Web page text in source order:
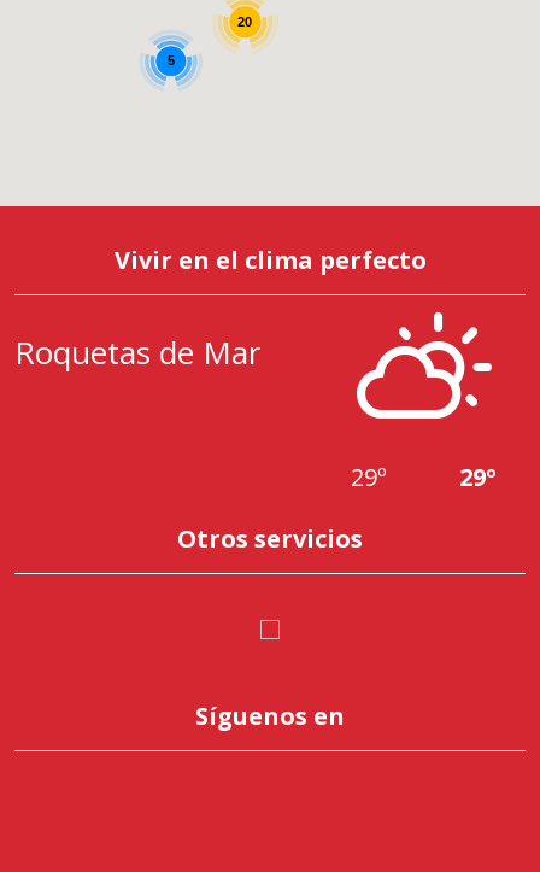
20
5
Vivir en el clima perfecto
Roquetas de Mar
29º
29º
Otros servicios
Síguenos en